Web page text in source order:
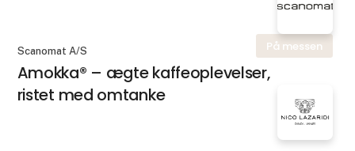
På messen
Scanomat A/S
Amokka® – ægte kaffeoplevelser,
ristet med omtanke